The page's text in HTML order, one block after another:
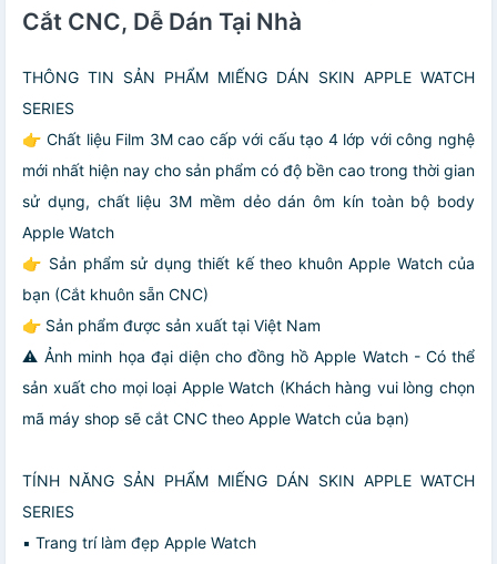
Cắt CNC, Dễ Dán Tại Nhà
THÔNG TIN SẢN PHẨM MIẾNG DÁN SKIN APPLE WATCH
SERIES
👉 Chất liệu Film 3M cao cấp với cấu tạo 4 lớp với công nghệ
mới nhất hiện nay cho sản phẩm có độ bền cao trong thời gian
sử dụng, chất liệu 3M mềm dẻo dán ôm kín toàn bộ body
Apple Watch
👉 Sản phẩm sử dụng thiết kế theo khuôn Apple Watch của
bạn (Cắt khuôn sẵn CNC)
👉 Sản phẩm được sản xuất tại Việt Nam
⚠️ Ảnh minh họa đại diện cho đồng hồ Apple Watch - Có thể
sản xuất cho mọi loại Apple Watch (Khách hàng vui lòng chọn
mã máy shop sẽ cắt CNC theo Apple Watch của bạn)
TÍNH NĂNG SẢN PHẨM MIẾNG DÁN SKIN APPLE WATCH
SERIES
▪️ Trang trí làm đẹp Apple Watch